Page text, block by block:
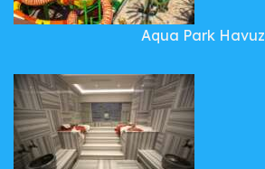
Aqua Park Havuz